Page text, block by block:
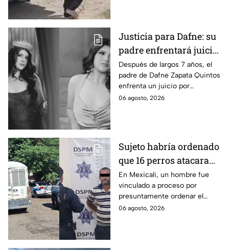
Justicia para Dafne: su
padre enfrentará juicio
por presunto abuso
cometido en 2019 en
Tamaulipas
Después de largos 7 años, el
padre de Dafne Zapata Quintos
enfrenta un juicio por
presuntamente abusar de la
06 agosto, 2026
Sujeto habría ordenado
que 16 perros atacaran
a su hermana con
discapacidad en
Mexicali, BC
En Mexicali, un hombre fue
vinculado a proceso por
presuntamente ordenar el
ataque de 16 perros contra su
06 agosto, 2026